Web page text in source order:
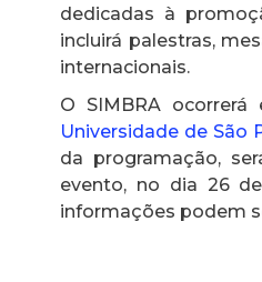
dedicadas à
incluirá palestras,
internacionais.
O SIMBRA
Universidade de São
da programação,
evento, no dia 26
informações podem